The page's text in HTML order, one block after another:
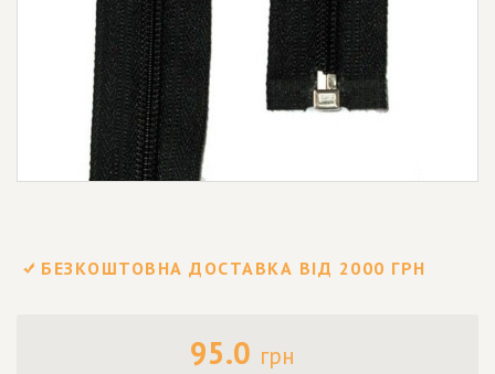
БЕЗКОШТОВНА ДОСТАВКА ВІД 2000 ГРН
95.0 грн